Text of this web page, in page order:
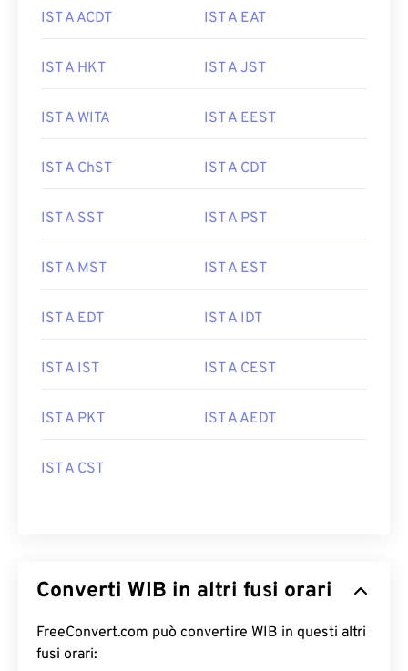
IST A ACDT IST A EAT
IST A HKT IST A JST
IST A WITA IST A EEST
IST A ChST IST A CDT
IST A SST IST A PST
IST A MST IST A EST
IST A EDT IST A IDT
IST A IST IST A CEST
IST A PKT IST A AEDT
IST A CST
Converti WIB in altri fusi orari
FreeConvert.com può convertire WIB in questi altri
fusi orari: